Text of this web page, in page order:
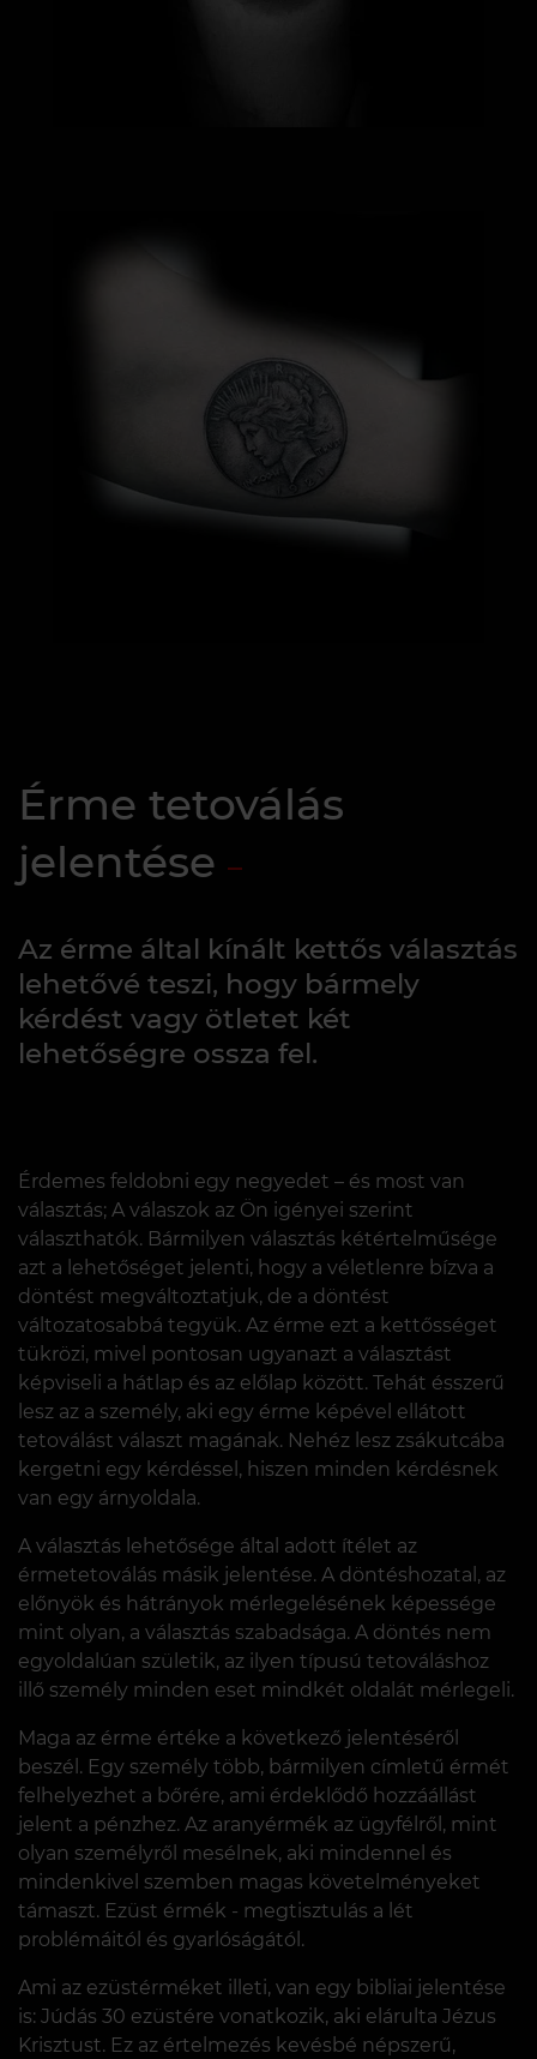
Érme tetoválás
jelentése
Az érme által kínált kettős választás
lehetővé teszi, hogy bármely
kérdést vagy ötletet két
lehetőségre ossza fel.
Érdemes feldobni egy negyedet – és most van
választás; A válaszok az Ön igényei szerint
választhatók. Bármilyen választás kétértelműsége
azt a lehetőséget jelenti, hogy a véletlenre bízva a
döntést megváltoztatjuk, de a döntést
változatosabbá tegyük. Az érme ezt a kettősséget
tükrözi, mivel pontosan ugyanazt a választást
képviseli a hátlap és az előlap között. Tehát ésszerű
lesz az a személy, aki egy érme képével ellátott
tetoválást választ magának. Nehéz lesz zsákutcába
kergetni egy kérdéssel, hiszen minden kérdésnek
van egy árnyoldala.
A választás lehetősége által adott ítélet az
érmetetoválás másik jelentése. A döntéshozatal, az
előnyök és hátrányok mérlegelésének képessége
mint olyan, a választás szabadsága. A döntés nem
egyoldalúan születik, az ilyen típusú tetováláshoz
illő személy minden eset mindkét oldalát mérlegeli.
Maga az érme értéke a következő jelentéséről
beszél. Egy személy több, bármilyen címletű érmét
felhelyezhet a bőrére, ami érdeklődő hozzáállást
jelent a pénzhez. Az aranyérmék az ügyfélről, mint
olyan személyről mesélnek, aki mindennel és
mindenkivel szemben magas követelményeket
támaszt. Ezüst érmék - megtisztulás a lét
problémáitól és gyarlóságától.
Ami az ezüstérméket illeti, van egy bibliai jelentése
is: Júdás 30 ezüstére vonatkozik, aki elárulta Jézus
Krisztust. Ez az értelmezés kevésbé népszerű,